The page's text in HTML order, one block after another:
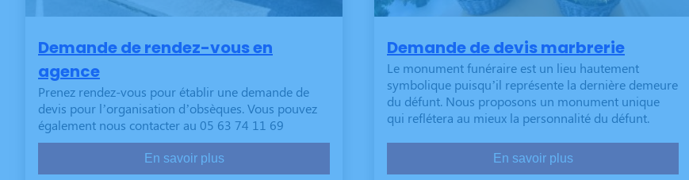
Demande de rendez-vous en
agence
Prenez rendez-vous pour établir une demande de
devis pour l’organisation d’obsèques. Vous pouvez
également nous contacter au 05 63 74 11 69
En savoir plus
Demande de devis marbrerie
Le monument funéraire est un lieu hautement
symbolique puisqu’il représente la dernière demeure
du défunt. Nous proposons un monument unique
qui reflétera au mieux la personnalité du défunt.
En savoir plus